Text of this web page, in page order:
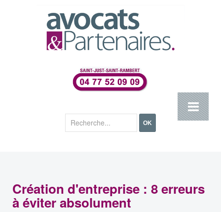
OK
Création d'entreprise : 8 erreurs
à éviter absolument